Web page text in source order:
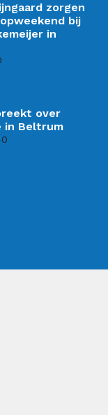
zorgen
bij
in
over
in Beltrum